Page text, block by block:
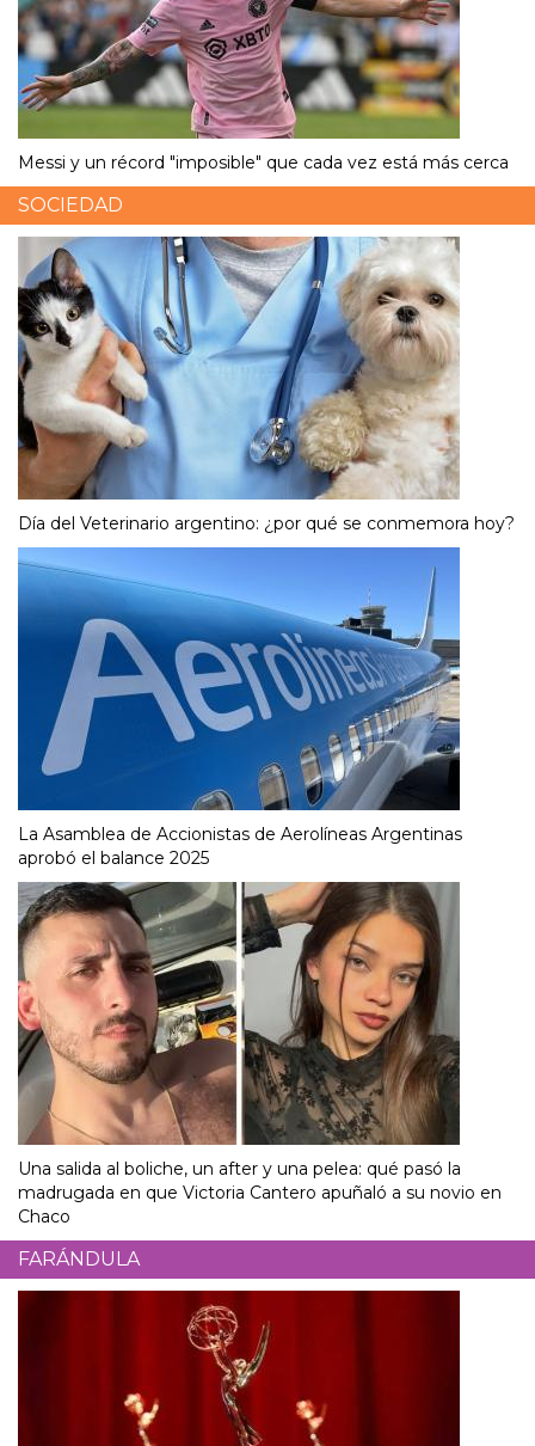
Messi y un récord "imposible" que cada vez está más cerca
SOCIEDAD
Día del Veterinario argentino: ¿por qué se conmemora hoy?
La Asamblea de Accionistas de Aerolíneas Argentinas
aprobó el balance 2025
Una salida al boliche, un after y una pelea: qué pasó la
madrugada en que Victoria Cantero apuñaló a su novio en
Chaco
FARÁNDULA